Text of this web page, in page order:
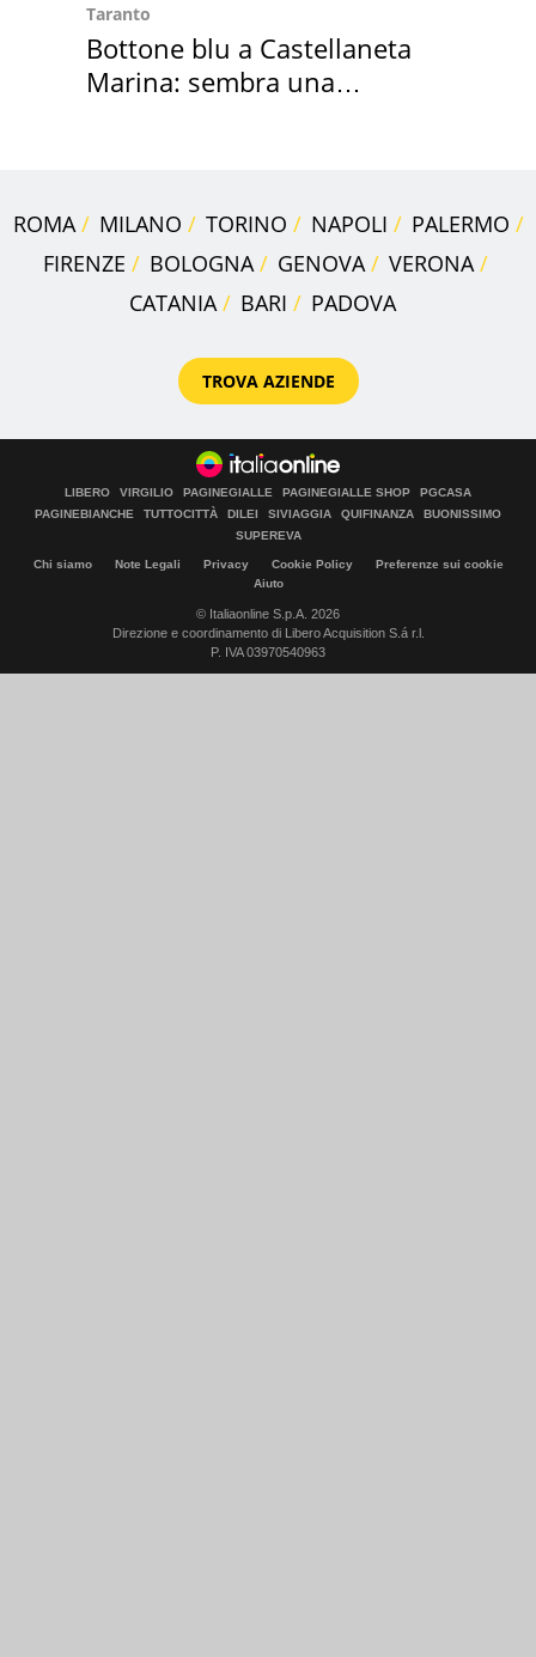
Taranto
Bottone blu a Castellaneta
Marina: sembra una
ROMA MILANO TORINO NAPOLI
PALERMO
FIRENZE
BOLOGNA GENOVA
VERONA
CATANIA
BARI PADOVA
TROVA AZIENDE
LIBERO VIRGILIO PAGINEGIALLE PAGINEGIALLE SHOP
PGCASA
PAGINEBIANCHE
TUTTOCITTÀ DILEI SIVIAGGIA QUIFINANZA
BUONISSIMO
SUPEREVA
Chi siamo Note Legali Privacy Cookie Policy
Preferenze sui cookie
Aiuto
© Italiaonline S.p.A. 2026
Direzione e coordinamento di Libero Acquisition S.á r.l.
P. IVA 03970540963